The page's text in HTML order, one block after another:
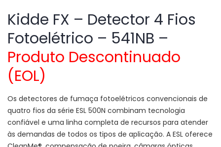
Kidde FX – Detector 4 Fios
Fotoelétrico – 541NB –
Produto Descontinuado
(EOL)
Os detectores de fumaça fotoelétricos convencionais de
quatro fios da série ESL 500N combinam tecnologia
confiável e uma linha completa de recursos para atender
às demandas de todos os tipos de aplicação. A ESL oferece